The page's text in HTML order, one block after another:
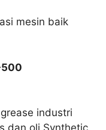
mesin baik
industri